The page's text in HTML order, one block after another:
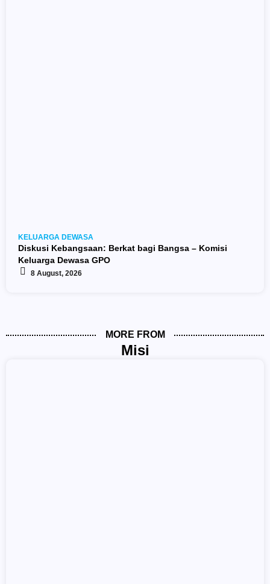
KELUARGA DEWASA
Diskusi Kebangsaan: Berkat bagi Bangsa – Komisi
Keluarga Dewasa GPO
8 August, 2026
MORE FROM
Misi